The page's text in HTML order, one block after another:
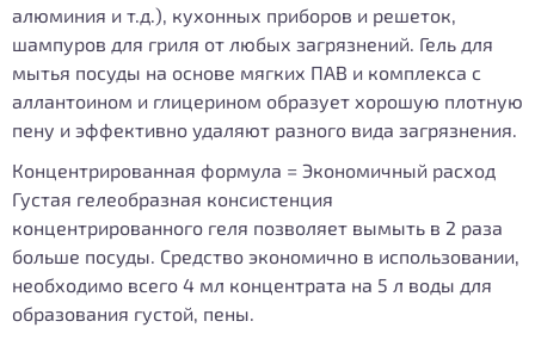
алюминия и т.д.), кухонных приборов и решеток,
шампуров для гриля от любых загрязнений. Гель для
мытья посуды на основе мягких ПАВ и комплекса с
аллантоином и глицерином образует хорошую плотную
пену и эффективно удаляют разного вида загрязнения.
Концентрированная формула = Экономичный расход
Густая гелеобразная консистенция
концентрированного геля позволяет вымыть в 2 раза
больше посуды. Средство экономично в использовании,
необходимо всего 4 мл концентрата на 5 л воды для
образования густой, пены.